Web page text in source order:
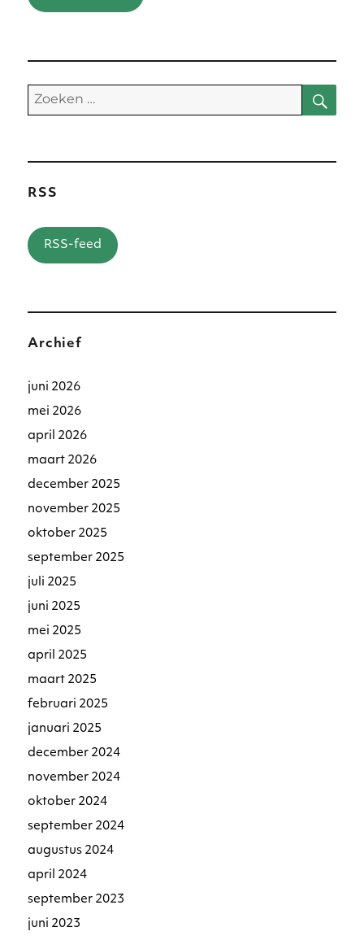
Zoeken
naar:
RSS
RSS-feed
Archief
juni 2026
mei 2026
april 2026
maart 2026
december 2025
november 2025
oktober 2025
september 2025
juli 2025
juni 2025
mei 2025
april 2025
maart 2025
februari 2025
januari 2025
december 2024
november 2024
oktober 2024
september 2024
augustus 2024
april 2024
september 2023
juni 2023